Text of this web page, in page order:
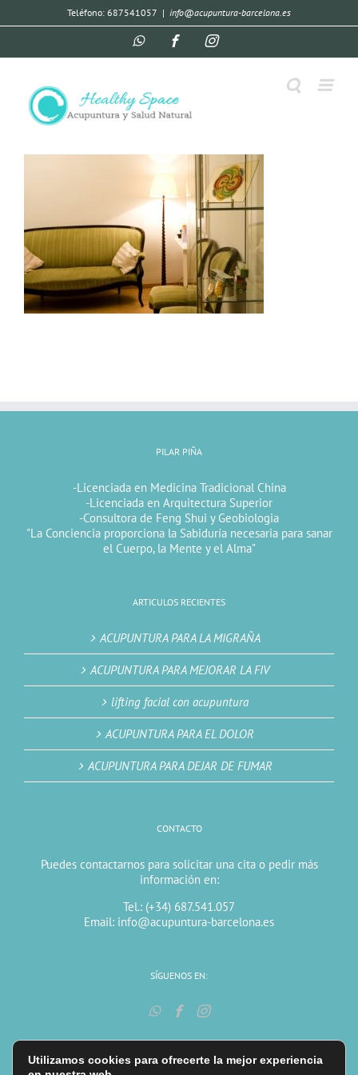
Teléfono: 687541057 | info@acupuntura-barcelona.es
PILAR PIÑA
-Licenciada en Medicina Tradicional China
-Licenciada en Arquitectura Superior
-Consultora de Feng Shui y Geobiologia
"La Conciencia proporciona la Sabiduría necesaria para sanar
el Cuerpo, la Mente y el Alma"
ARTICULOS RECIENTES
ACUPUNTURA PARA LA MIGRAÑA
ACUPUNTURA PARA MEJORAR LA FIV
lifting facial con acupuntura
ACUPUNTURA PARA EL DOLOR
ACUPUNTURA PARA DEJAR DE FUMAR
CONTACTO
Puedes contactarnos para solicitar una cita o pedir más
información en:
Tel.: (+34) 687.541.057
Email: info@acupuntura-barcelona.es
SÍGUENOS EN:
Utilizamos cookies para ofrecerte la mejor experiencia